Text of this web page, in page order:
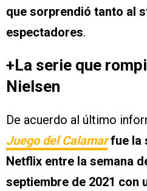
que sorprendió tanto al
espectadores.
+La serie que
Nielsen
De acuerdo al último
Juego del Calamarfue la
Netflix entre la semana
septiembre de 2021 con